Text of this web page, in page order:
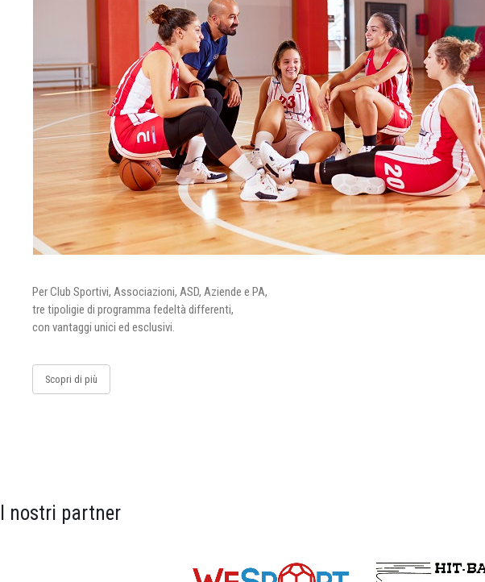
Per Club Sportivi, Associazioni, ASD, Aziende e PA,
tre tipoligie di programma fedeltà differenti,
con vantaggi unici ed esclusivi.
Scopri di più
I nostri partner